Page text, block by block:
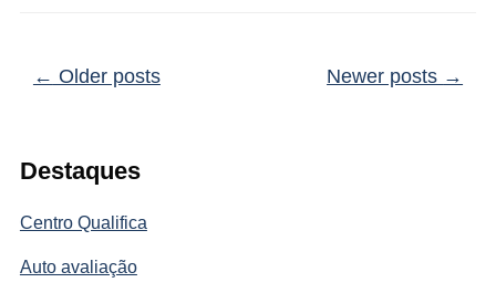
Destaques
Centro Qualifica
Auto avaliação
Post navigation
← Older posts Newer posts →